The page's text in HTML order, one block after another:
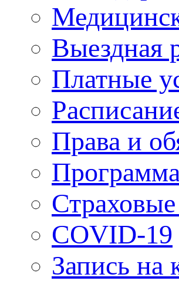
Выездная
Платные
Права и
COVID-19
Запись на